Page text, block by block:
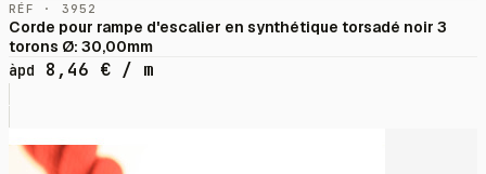
RÉF · 3952
Corde pour rampe d'escalier en synthétique torsadé noir 3
torons Ø: 30,00mm
àpd
8,46 € / m